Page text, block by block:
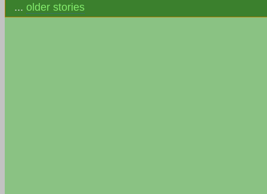
... older stories